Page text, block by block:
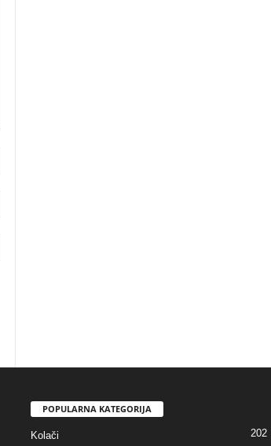
POPULARNA KATEGORIJA
Kolači 202